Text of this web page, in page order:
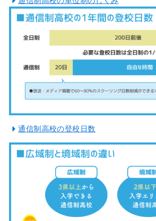
通信制高校の登校日数